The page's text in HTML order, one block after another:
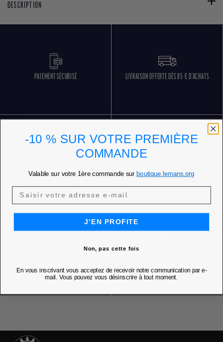
DESCRIPTION
PAIEMENT SÉCURISÉ LIVRAISON OFFERTE DÈS 85 € D'ACHATS
-10 % SUR VOTRE PREMIÈRE
COMMANDE
Valable sur votre 1ère commande sur boutique.lemans.org
J'EN PROFITE
Non, pas cette fois
En vous inscrivant vous acceptez de recevoir notre communication par e-
mail. Vous pouvez vous désinscrire à tout moment.